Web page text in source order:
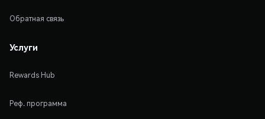
Обратная связь
Услуги
Rewards Hub
Реф. программа